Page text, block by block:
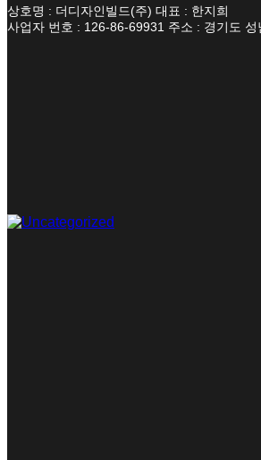
상호명 : 더디자인빌드(주) 대표 : 한지희
사업자 번호 : 126-86-69931 주소 : 경기도